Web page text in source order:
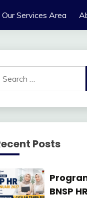
Our Services Area
Posts
Manajemen
SDM
BNSP